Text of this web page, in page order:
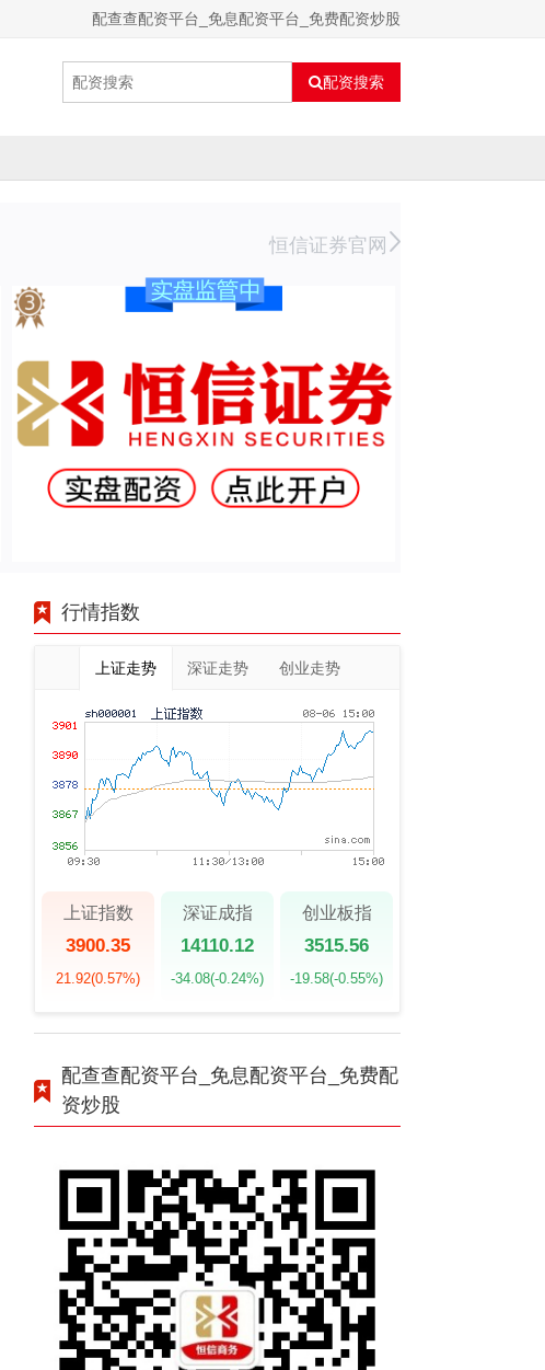
配查查配资平台_免息配资平台_免费配资炒股
配资搜索
恒信证券官网
行情指数
上证走势 深证走势 创业走势
上证指数
3900.35
21.92(0.57%)
深证成指
14110.12
-34.08(-0.24%)
创业板指
3515.56
-19.58(-0.55%)
配查查配资平台_免息配资平台_免费配
资炒股